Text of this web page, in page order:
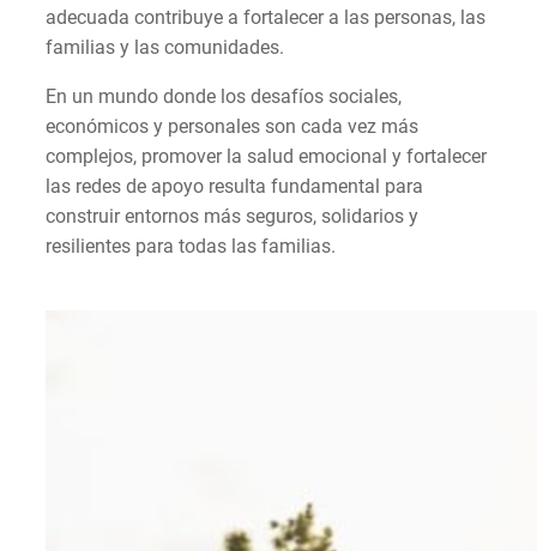
adecuada contribuye a fortalecer a las personas, las
familias y las comunidades.
En un mundo donde los desafíos sociales,
económicos y personales son cada vez más
complejos, promover la salud emocional y fortalecer
las redes de apoyo resulta fundamental para
construir entornos más seguros, solidarios y
resilientes para todas las familias.